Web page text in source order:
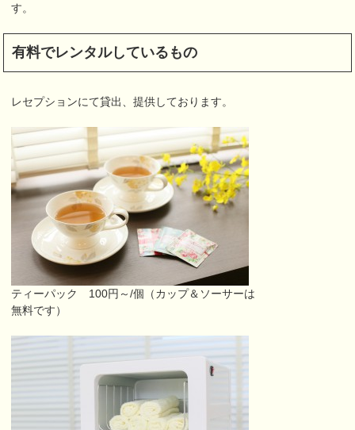
す。
有料でレンタルしているもの
レセプションにて貸出、提供しております。
ティーパック 100円～/個（カップ＆ソーサーは
無料です）